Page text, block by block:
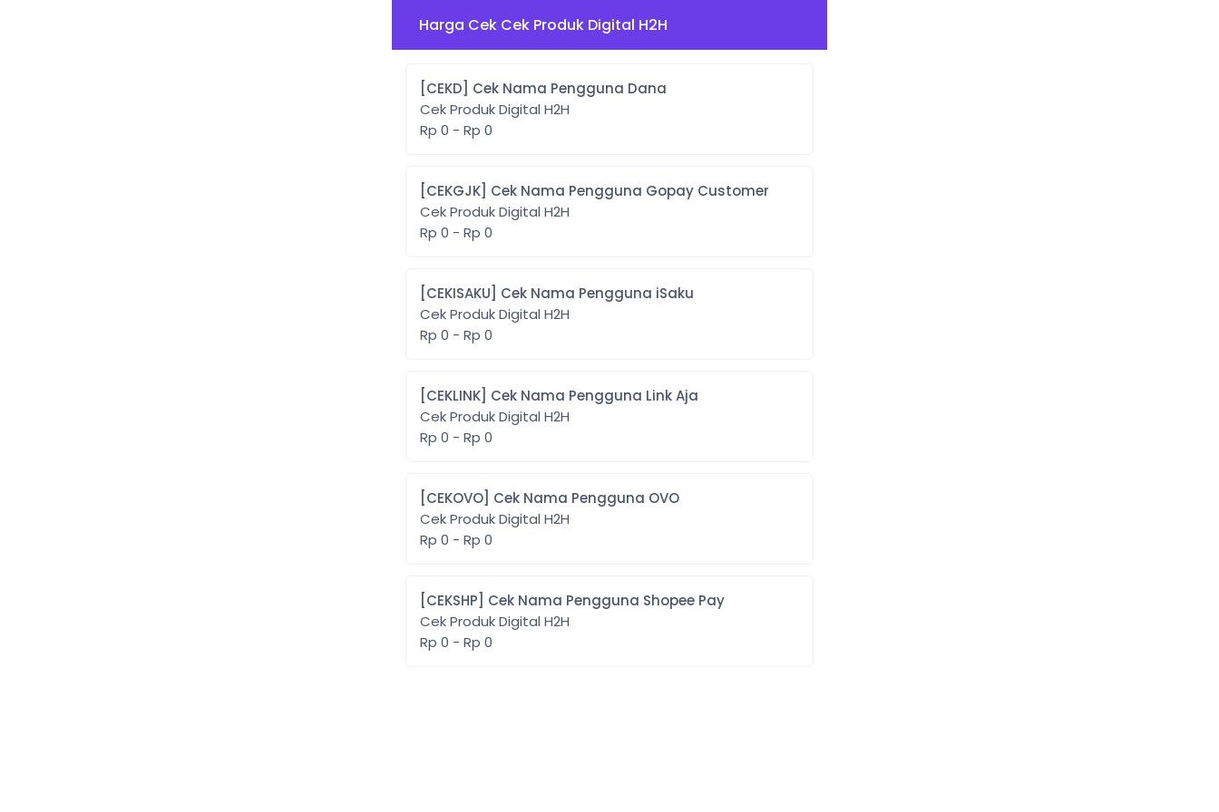
Harga Cek Cek Produk Digital H2H
[CEKD] Cek Nama Pengguna Dana
Cek Produk Digital H2H
Rp 0 - Rp 0
[CEKGJK] Cek Nama Pengguna Gopay Customer
Cek Produk Digital H2H
Rp 0 - Rp 0
[CEKISAKU] Cek Nama Pengguna iSaku
Cek Produk Digital H2H
Rp 0 - Rp 0
[CEKLINK] Cek Nama Pengguna Link Aja
Cek Produk Digital H2H
Rp 0 - Rp 0
[CEKOVO] Cek Nama Pengguna OVO
Cek Produk Digital H2H
Rp 0 - Rp 0
[CEKSHP] Cek Nama Pengguna Shopee Pay
Cek Produk Digital H2H
Rp 0 - Rp 0